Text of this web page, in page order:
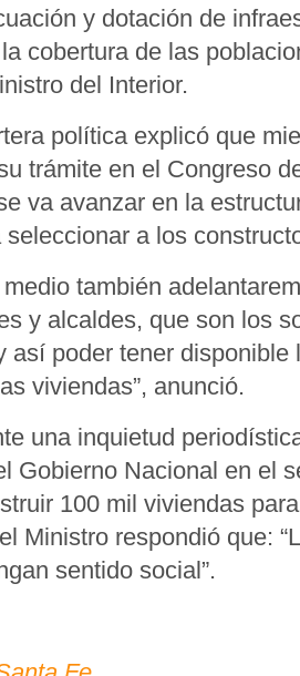
y dotación de
cobertura de las
del Interior.
política explicó que
trámite en el Congreso
va avanzar en la
seleccionar a los
también
y alcaldes, que son los
así poder tener disponible
viviendas”, anunció.
una inquietud
Gobierno Nacional en el
100 mil viviendas
Ministro respondió que:
sentido social”.